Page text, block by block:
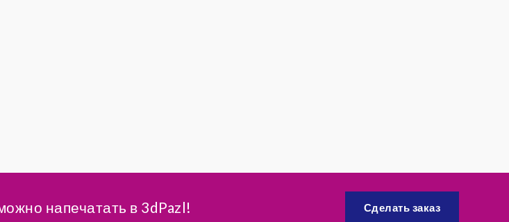
напечатать в 3dPazl! Сделать заказ